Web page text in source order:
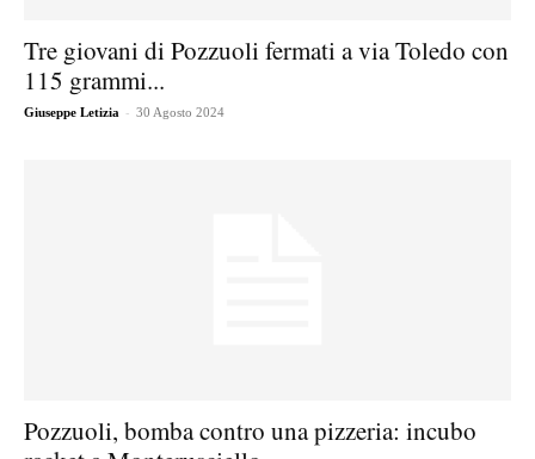
Tre giovani di Pozzuoli fermati a via Toledo con
115 grammi...
Giuseppe Letizia - 30 Agosto 2024
Pozzuoli, bomba contro una pizzeria: incubo